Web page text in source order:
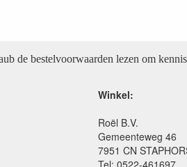
de bestelvoorwaarden lezen om
Winkel:
Roël B.V.
Gemeenteweg 46
7951 CN
Tel: 0522-461697